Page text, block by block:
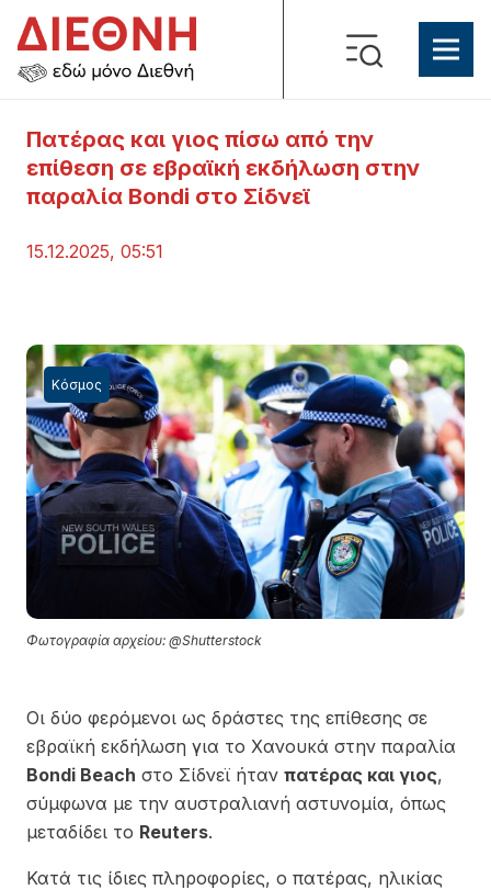
Πατέρας και γιος πίσω από την
επίθεση σε εβραϊκή εκδήλωση στην
παραλία Bondi στο Σίδνεϊ
15.12.2025, 05:51
Φωτογραφία αρχείου: @Shutterstock
Κόσμος
Οι δύο φερόμενοι ως δράστες της επίθεσης σε
εβραϊκή εκδήλωση για το Χανουκά στην παραλία
Bondi Beach στο Σίδνεϊ ήταν πατέρας και γιος,
σύμφωνα με την αυστραλιανή αστυνομία, όπως
μεταδίδει το Reuters.
Κατά τις ίδιες πληροφορίες, ο πατέρας, ηλικίας